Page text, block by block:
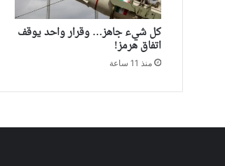
كل شيء جاهز… وقرار واحد يوقف
اتفاق هرمز!
منذ 11 ساعة